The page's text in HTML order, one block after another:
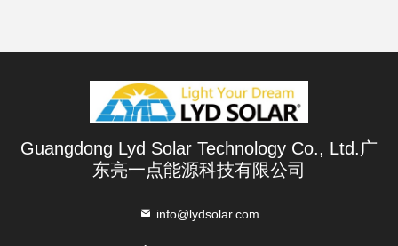
Guangdong Lyd Solar Technology Co., Ltd.广
东亮一点能源科技有限公司
info@lydsolar.com